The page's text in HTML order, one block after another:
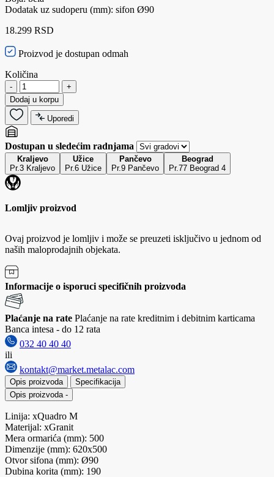
Dodatak uz sudoperu (mm): sifon Ø90
18.299 RSD
Proizvod je dostupan odmah
Količina
-
+
Dodaj u korpu
Uporedi
Dostupan u sledećim radnjama
Kraljevo
Pr.3 Kraljevo
Užice
Pr.6 Užice
Pančevo
Pr.9 Pančevo
Beograd
Pr.77 Beograd 4
Lomljiv proizvod
Ovaj proizvod je lomljiv i može se preuzeti isključivo u jednom od
naših maloprodajnih objekata.
Informacije o isporuci specifičnih proizvoda
Plaćanje na rate Plaćanje na rate kreditnim i debitnim karticama
Banca intesa - do 12 rata
032 40 40 40
ili
kontakt@market.metalac.com
Opis proizvoda
Specifikacija
Opis proizvoda -
Linija: xQuadro M
Materijal: xGranit
Mera ormarića (mm): 500
Dimenzije (mm): 620x500
Otvor sifona (mm): Ø90
Dubina korita (mm): 190